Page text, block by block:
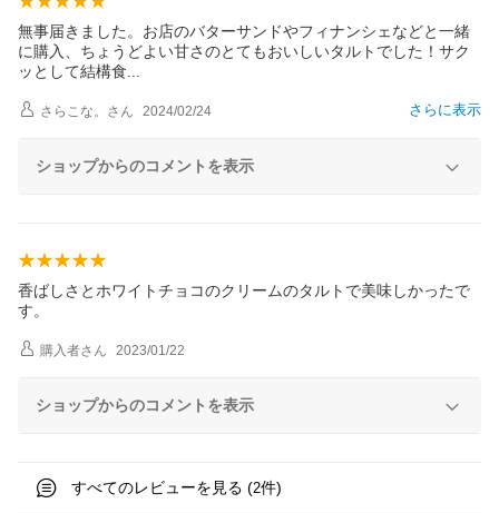
無事届きました。お店のバターサンドやフィナンシェなどと一緒
に購入、ちょうどよい甘さのとてもおいしいタルトでした！サク
ッとして結構食
さらに表示
さらこな。 さん 2024/02/24
ショップからのコメントを表示
香ばしさとホワイトチョコのクリームのタルトで美味しかったで
す。
購入者さん 2023/01/22
ショップからのコメントを表示
すべてのレビューを見る (2件)